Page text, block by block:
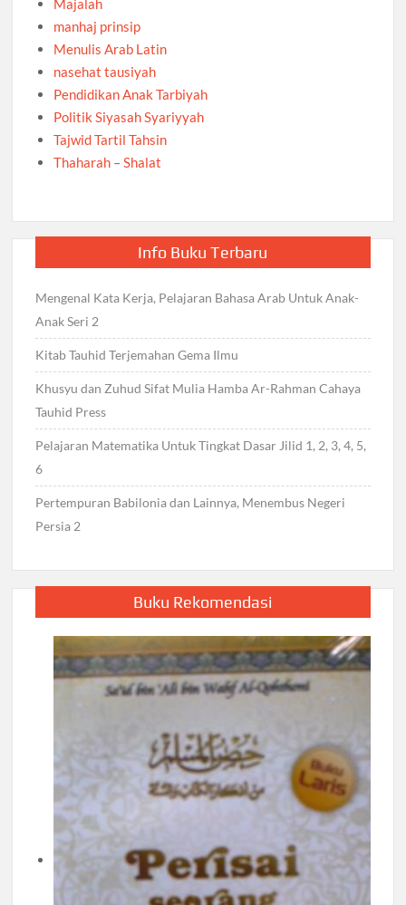
Majalah
manhaj prinsip
Menulis Arab Latin
nasehat tausiyah
Pendidikan Anak Tarbiyah
Politik Siyasah Syariyyah
Tajwid Tartil Tahsin
Thaharah – Shalat
Info Buku Terbaru
Mengenal Kata Kerja, Pelajaran Bahasa Arab Untuk Anak-
Anak Seri 2
Kitab Tauhid Terjemahan Gema Ilmu
Khusyu dan Zuhud Sifat Mulia Hamba Ar-Rahman Cahaya
Tauhid Press
Pelajaran Matematika Untuk Tingkat Dasar Jilid 1, 2, 3, 4, 5,
6
Pertempuran Babilonia dan Lainnya, Menembus Negeri
Persia 2
Buku Rekomendasi